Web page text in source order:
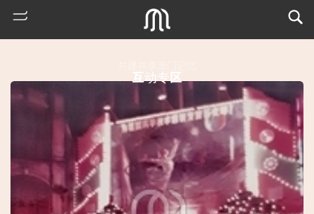
互动专区